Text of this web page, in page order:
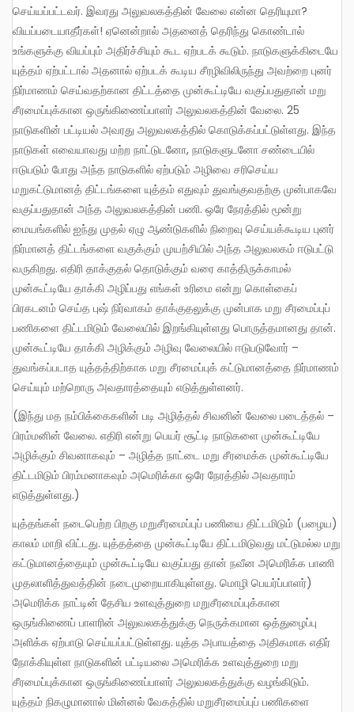
செய்யப்பட்டவர். இவரது அலுவலகத்தின் வேலை என்ன தெரியுமா?
வியப்படையாதீர்கள்! ஏனென்றால் அதனைத் தெரிந்து கொண்டால்
உங்களுக்கு வியப்பும் அதிர்ச்சியும் கூட ஏற்படக் கூடும். நாடுகளுக்கிடையே
யுத்தம் ஏற்பட்டால் அதனால் ஏற்படக் கூடிய சீரழிவிலிருந்து அவற்றை புனர்
நிர்மாணம் செய்வதற்கான திட்டத்தை முன்கூட்டியே வகுப்பதுதான் மறு
சீரமைப்புக்கான ஒருங்கிணைப்பாளர் அலுவலகத்தின் வேலை. 25
நாடுகளின் பட்டியல் அவரது அலுவலகத்தில் கொடுக்கப்பட்டுள்ளது. இந்த
நாடுகள் எவையாவது மற்ற நாட்டுடனோ, நாடுகளுடனோ சண்டையில்
ஈடுபடும் போது அந்த நாடுகளில் ஏற்படும் அழிவை சரிசெய்ய
மறுகட்டுமானத் திட்டங்களை யுத்தம் எதுவும் துவங்குவதற்கு முன்பாகவே
வகுப்பதுதான் அந்த அலுவலகத்தின் பணி. ஒரே நேரத்தில் மூன்று
மையங்களில் ஐந்து முதல் ஏழு ஆண்டுகளில் நிறைவு செய்யக்கூடிய புனர்
நிர்மானத் திட்டங்களை வகுக்கும் முயற்சியில் அந்த அலுவலகம் ஈடுபட்டு
வருகிறது. எதிரி தாக்குதல் தொடுக்கும் வரை காத்திருக்காமல்
முன்கூட்டியே தாக்கி அழிப்பது எங்கள் உரிமை என்று கொள்கைப்
பிரகடனம் செய்த புஷ் நிர்வாகம் தாக்குதலுக்கு முன்பாக மறு சீரமைப்புப்
பணிகளை திட்டமிடும் வேலையில் இறங்கியுள்ளது பொருத்தமானது தான்.
முன்கூட்டியே தாக்கி அழிக்கும் அழிவு வேலையில் ஈடுபடுவோர் –
துவங்கப்படாத யுத்தத்திற்காக மறு சீரமைப்புக் கட்டுமானத்தை நிர்மாணம்
செய்யும் மற்றொரு அவதாரத்தையும் எடுத்துள்ளனர்.
(இந்து மத நம்பிக்கைகளின் படி அழித்தல் சிவனின் வேலை படைத்தல் –
பிரம்மனின் வேலை. எதிரி என்று பெயர் சூட்டி நாடுகளை முன்கூட்டியே
அழிக்கும் சிவனாகவும் – அழித்த நாட்டை மறு சீரமைக்க முன்கூட்டியே
திட்டமிடும் பிரம்மனாகவும் அமெரிக்கா ஒரே நேரத்தில் அவதாரம்
எடுத்துள்ளது.)
யுத்தங்கள் நடைபெற்ற பிறகு மறுசீரமைப்புப் பணியை திட்டமிடும் (பழைய)
காலம் மாறி விட்டது. யுத்தத்தை முன்கூட்டியே திட்டமிடுவது மட்டுமல்ல மறு
கட்டுமானத்தையும் முன்கூட்டியே வகுப்பது தான் நவீன அமெரிக்க பாணி
முதலாளித்துவத்தின் நடைமுறையாகியுள்ளது. மொழி பெயர்ப்பாளர்)
அமெரிக்க நாட்டின் தேசிய உளவுத்துறை மறுசீரமைப்புக்கான
ஒருங்கிணைப் பாளரின் அலுவலகத்துக்கு நெருக்கமான ஒத்துழைப்பு
அளிக்க ஏற்பாடு செய்யப்பட்டுள்ளது. யுத்த அபாயத்தை அதிகமாக எதிர்
நோக்கியுள்ள நாடுகளின் பட்டியலை அமெரிக்க உளவுத்துறை மறு
சீரமைப்புக்கான ஒருங்கிணைப்பாளர் அலுவலகத்துக்கு வழங்கிடும்.
யுத்தம் நிகழுமானால் மின்னல் வேகத்தில் மறுசீரமைப்புப் பணிகளை